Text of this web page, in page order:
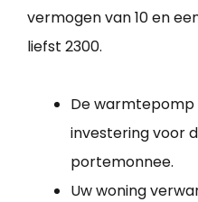
vermogen van 10 en
liefst 2300.
De warmtepomp
investering voor
portemonnee.
Uw woning